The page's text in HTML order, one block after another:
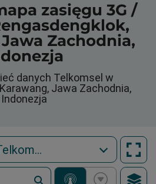
zasięgu 3G /
Zachodnia,
danych Telkomsel w
Jawa Zachodnia,
Indonezja
Telkomsel